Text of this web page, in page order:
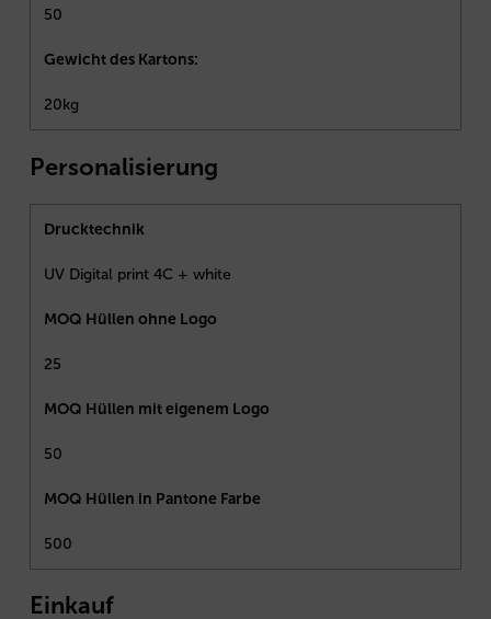
50
Gewicht des Kartons:
20kg
Personalisierung
Drucktechnik
UV Digital print 4C + white
MOQ Hüllen ohne Logo
25
MOQ Hüllen mit eigenem Logo
50
MOQ Hüllen in Pantone Farbe
500
Einkauf